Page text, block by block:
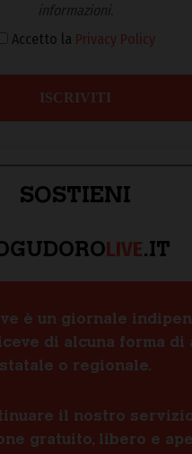
informazioni.
Accetto la Privacy Policy
SOSTIENI
LIVE.IT
è un giornale
di alcuna forma di
statale o regionale.
il nostro
gratuito, libero e